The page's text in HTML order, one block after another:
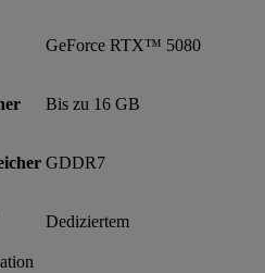
GeForce RTX™ 5080
Bis zu 16 GB
GDDR7
Dediziertem